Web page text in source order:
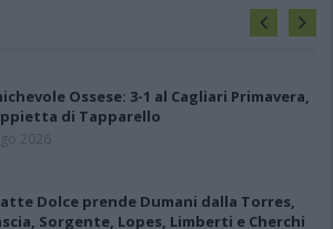
Ossese: 3-1 al Cagliari Primavera,
di Tapparello
2026
Dolce prende Dumani dalla Torres,
Sorgente, Lopes, Limberti e Cherchi